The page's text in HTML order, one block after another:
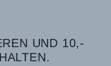
UND 10,-